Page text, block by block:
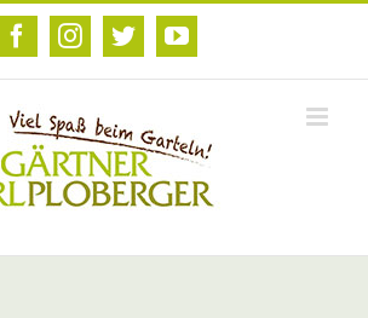
FacebookInstagram
TwitterYouTube